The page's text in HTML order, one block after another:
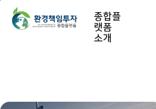
본문 바로가기
종합플
랫폼
소개